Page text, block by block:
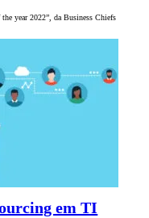
year 2022”, da Business Chiefs
em TI